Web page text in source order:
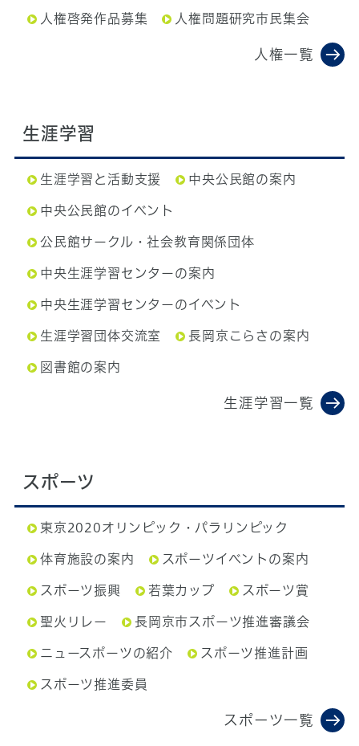
人権啓発作品募集 人権問題研究市民集会
人権一覧
生涯学習
生涯学習と活動支援 中央公民館の案内
中央公民館のイベント
公民館サークル・社会教育関係団体
中央生涯学習センターの案内
中央生涯学習センターのイベント
生涯学習団体交流室 長岡京こらさの案内
図書館の案内
生涯学習一覧
スポーツ
東京2020オリンピック・パラリンピック
体育施設の案内 スポーツイベントの案内
スポーツ振興 若葉カップ スポーツ賞
聖火リレー 長岡京市スポーツ推進審議会
ニュースポーツの紹介 スポーツ推進計画
スポーツ推進委員
スポーツ一覧